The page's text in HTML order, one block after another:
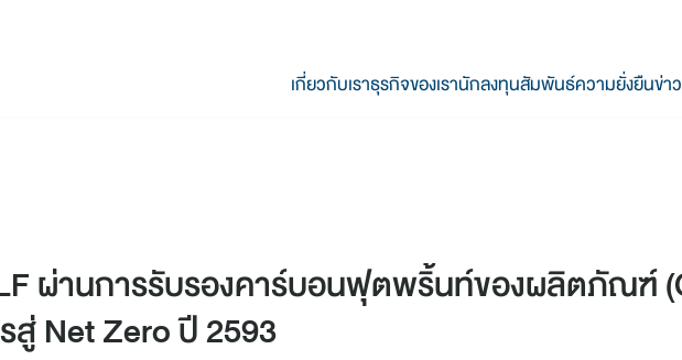
เกี่ยวกับเราธุรกิจของเรานักลงทุนสัมพันธ์ความยั่งยืนข่า
ผ่านการรับรองคาร์บอนฟุตพริ้นท์ของผลิตภัณฑ์
สู่ Net Zero ปี 2593